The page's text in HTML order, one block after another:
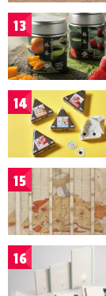
13
14
15
16